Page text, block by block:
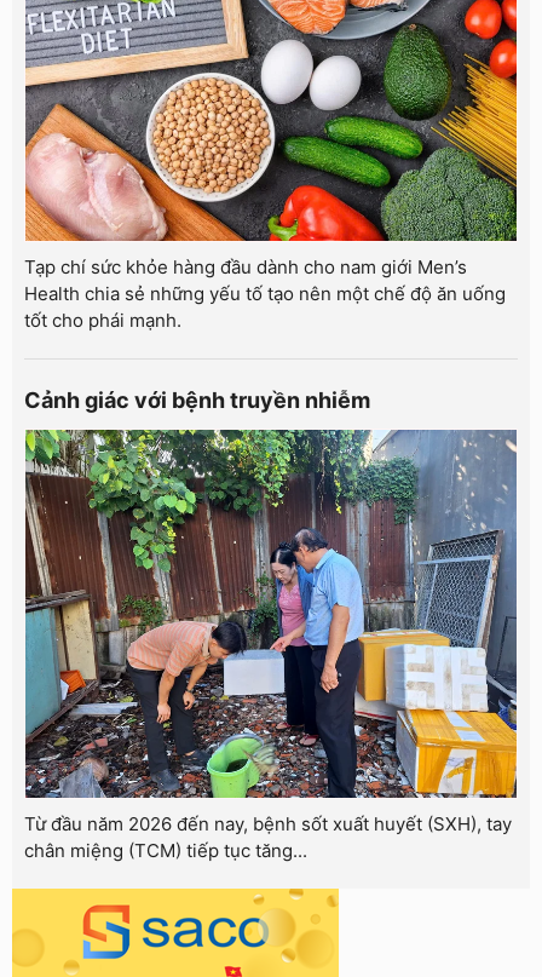
Tạp chí sức khỏe hàng đầu dành cho nam giới Men’s
Health chia sẻ những yếu tố tạo nên một chế độ ăn uống
tốt cho phái mạnh.
Cảnh giác với bệnh truyền nhiễm
Từ đầu năm 2026 đến nay, bệnh sốt xuất huyết (SXH), tay
chân miệng (TCM) tiếp tục tăng...